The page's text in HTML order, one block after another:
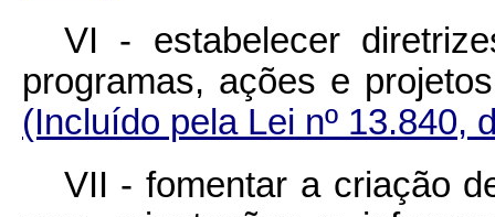
VI - estabelecer
programas, ações e
(Incluído pela Lei nº 13.840,
VII - fomentar a criação